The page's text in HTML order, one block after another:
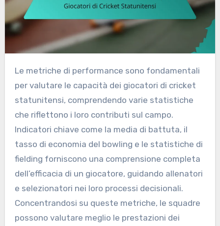
Le metriche di performance sono fondamentali
per valutare le capacità dei giocatori di cricket
statunitensi, comprendendo varie statistiche
che riflettono i loro contributi sul campo.
Indicatori chiave come la media di battuta, il
tasso di economia del bowling e le statistiche di
fielding forniscono una comprensione completa
dell’efficacia di un giocatore, guidando allenatori
e selezionatori nei loro processi decisionali.
Concentrandosi su queste metriche, le squadre
possono valutare meglio le prestazioni dei